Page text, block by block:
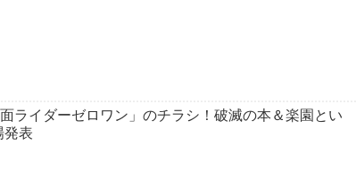
ライダーゼロワン」のチラシ！破滅の本＆楽園とい
発表